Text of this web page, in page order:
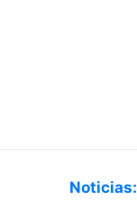
Noticias: